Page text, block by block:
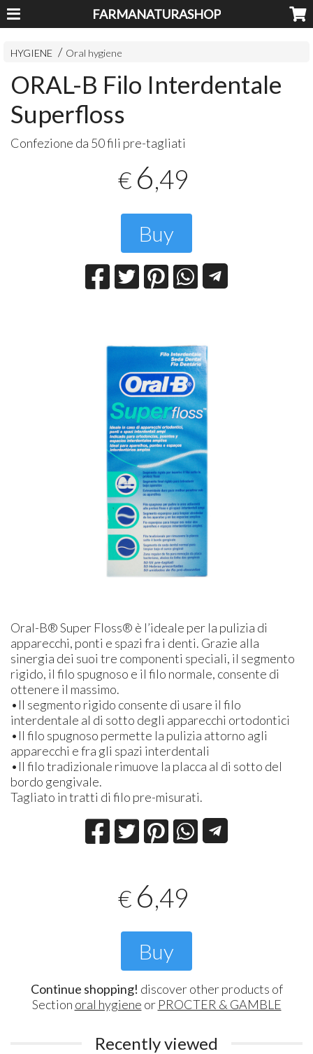
FARMANATURASHOP
HYGIENE Oral hygiene
ORAL-B Filo Interdentale
Superfloss
Confezione da 50 fili pre-tagliati
€ 6,49
Buy
Oral-B® Super Floss® è l’ideale per la pulizia di
apparecchi, ponti e spazi fra i denti. Grazie alla
sinergia dei suoi tre componenti speciali, il segmento
rigido, il filo spugnoso e il filo normale, consente di
ottenere il massimo.
•Il segmento rigido consente di usare il filo
interdentale al di sotto degli apparecchi ortodontici
•Il filo spugnoso permette la pulizia attorno agli
apparecchi e fra gli spazi interdentali
•Il filo tradizionale rimuove la placca al di sotto del
bordo gengivale.
Tagliato in tratti di filo pre-misurati.
€ 6,49
Buy
Continue shopping! discover other products of
Section oral hygiene or PROCTER & GAMBLE
Recently viewed